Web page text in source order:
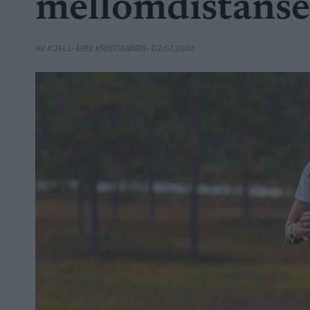
AV KJELL-ERIK KRISTIANSEN • 02.07.2026